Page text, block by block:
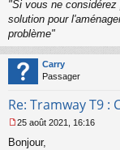
"Si vous ne
solution pour
problème"
Carry
Passager
Re: Tramway T9 :
e
25 août 2021, 16:16
Bonjour,